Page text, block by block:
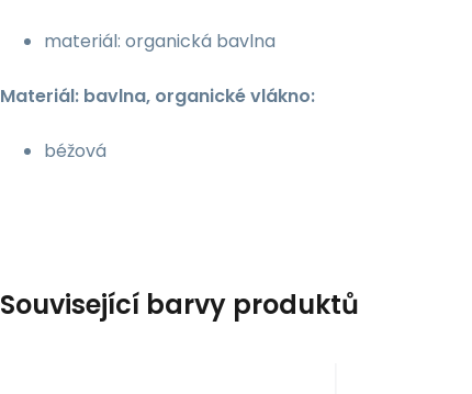
materiál: organická bavlna
Materiál: bavlna, organické vlákno:
béžová
Související barvy produktů